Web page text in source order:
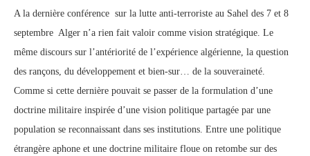
A la dernière conférence sur la lutte anti-terroriste au Sahel des 7 et 8
septembre Alger n’a rien fait valoir comme vision stratégique. Le
même discours sur l’antériorité de l’expérience algérienne, la question
des rançons, du développement et bien-sur… de la souveraineté.
Comme si cette dernière pouvait se passer de la formulation d’une
doctrine militaire inspirée d’une vision politique partagée par une
population se reconnaissant dans ses institutions. Entre une politique
étrangère aphone et une doctrine militaire floue on retombe sur des